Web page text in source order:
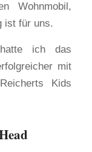
Wohnmobil,
ist für uns.
ich das
mit
Kids